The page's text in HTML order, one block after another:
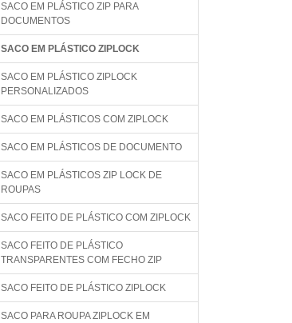
SACO EM PLÁSTICO ZIP PARA
DOCUMENTOS
SACO EM PLÁSTICO ZIPLOCK
SACO EM PLÁSTICO ZIPLOCK
PERSONALIZADOS
SACO EM PLÁSTICOS COM ZIPLOCK
SACO EM PLÁSTICOS DE DOCUMENTO
SACO EM PLÁSTICOS ZIP LOCK DE
ROUPAS
SACO FEITO DE PLÁSTICO COM ZIPLOCK
SACO FEITO DE PLÁSTICO
TRANSPARENTES COM FECHO ZIP
SACO FEITO DE PLÁSTICO ZIPLOCK
SACO PARA ROUPA ZIPLOCK EM